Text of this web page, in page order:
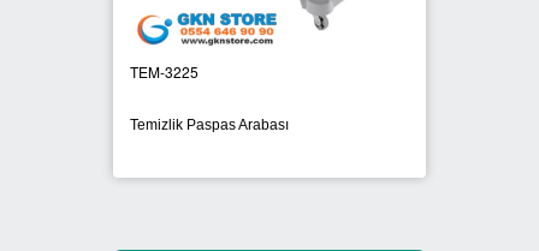
TEM-3225
Temizlik Paspas Arabası